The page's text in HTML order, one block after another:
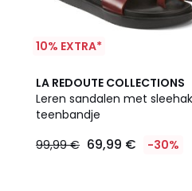
10% EXTRA*
LA REDOUTE COLLECTIONS
Leren sandalen met
teenbandje
€
99,99 € 69,99 € -30%
4,4
/ 5
2
Kleuren